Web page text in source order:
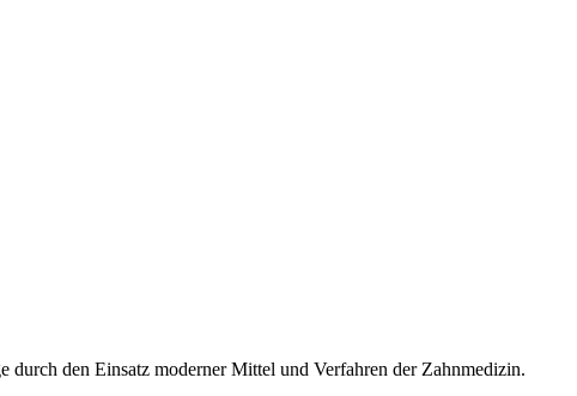
durch den Einsatz moderner Mittel und Verfahren der Zahnmedizin.